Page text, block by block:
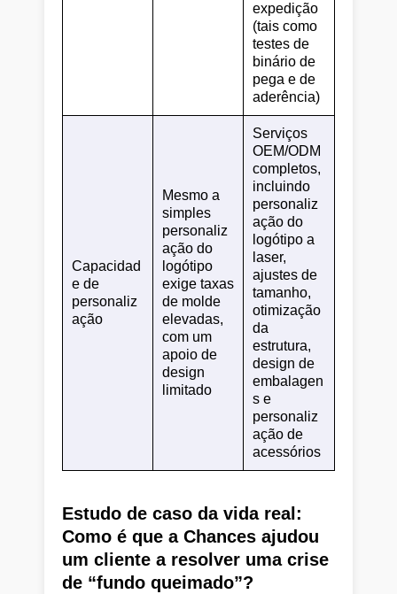
expedição
(tais como
testes de
binário de
pega e de
aderência)
Capacidad
e de
personaliz
ação
Mesmo a
simples
personaliz
ação do
logótipo
exige taxas
de molde
elevadas,
com um
apoio de
design
limitado
Serviços
OEM/ODM
completos,
incluindo
personaliz
ação do
logótipo a
laser,
ajustes de
tamanho,
otimização
da
estrutura,
design de
embalagen
s e
personaliz
ação de
acessórios
Estudo de caso da vida real:
Como é que a Chances ajudou
um cliente a resolver uma crise
de “fundo queimado”?